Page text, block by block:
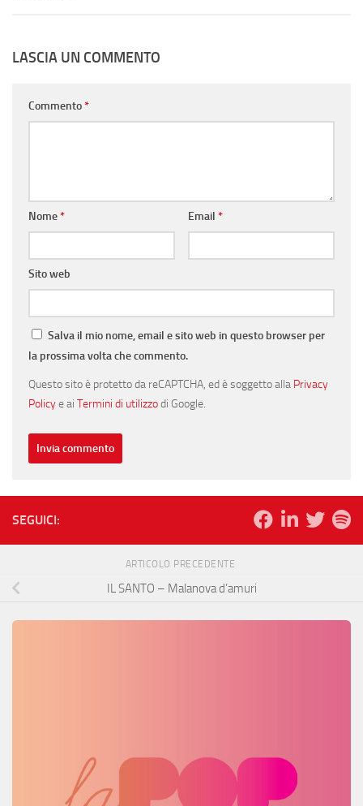
LASCIA UN COMMENTO
Commento*
Nome* Email *
Sito web
Salva il mio nome, email e sito web in questo browser per
la prossima volta che commento.
Questo sito è protetto da reCAPTCHA, ed è soggetto alla Privacy
Policye ai Termini di utilizzodi Google.
SEGUICI:
ARTICOLO PRECEDENTE
IL SANTO – Malanova d’amuri